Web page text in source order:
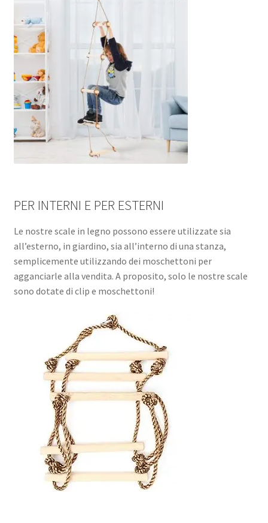
PER INTERNI E PER ESTERNI
Le nostre scale in legno possono essere utilizzate sia
all’esterno, in giardino, sia all’interno di una stanza,
semplicemente utilizzando dei moschettoni per
agganciarle alla vendita. A proposito, solo le nostre scale
sono dotate di clip e moschettoni!